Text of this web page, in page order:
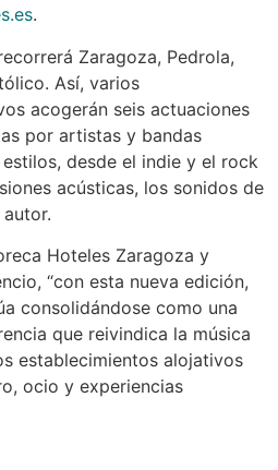
.
Zaragoza, Pedrola,
Así, varios
acogerán seis actuaciones
por artistas y bandas
desde el indie y el rock
acústicas, los sonidos de
Hoteles Zaragoza y
“con esta nueva edición,
consolidándose como una
que reivindica la música
establecimientos alojativos
ocio y experiencias